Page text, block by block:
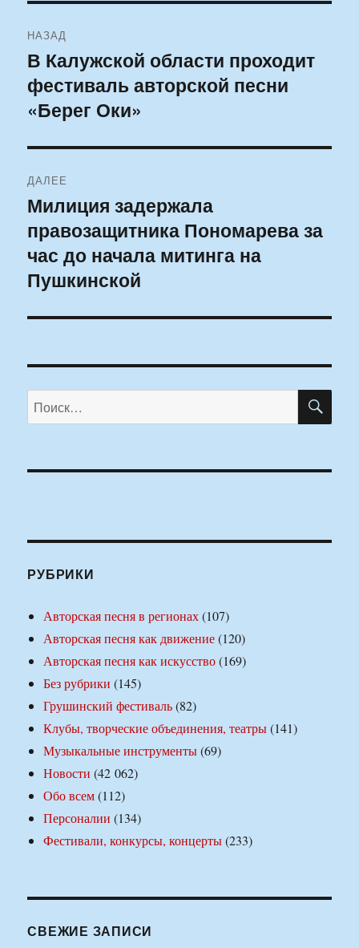
по
записям
НАЗАД
Предыдущая
запись:
В Калужской области проходит
фестиваль авторской песни
«Берег Оки»
ДАЛЕЕ
Следующая
запись:
Милиция задержала
правозащитника Пономарева за
час до начала митинга на
Пушкинской
Искать:
РУБРИКИ
Авторская песня в регионах(107)
Авторская песня как движение(120)
Авторская песня как искусство(169)
Без рубрики (145)
Грушинский фестиваль(82)
Клубы, творческие объединения, театры(141)
Музыкальные инструменты(69)
Новости (42 062)
Обо всем(112)
Персоналии (134)
Фестивали, конкурсы, концерты(233)
СВЕЖИЕ ЗАПИСИ